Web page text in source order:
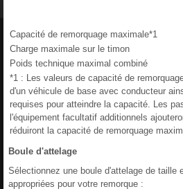
Capacité de remorquage maximale*1
Charge maximale sur le timon
Poids technique maximal combiné
*1 : Les valeurs de capacité de
d'un véhicule de base avec conducteur
requises pour atteindre la capacité. Les
l'équipement facultatif additionnels
réduiront la capacité de remorquage
Boule d'attelage
Sélectionnez une boule d'attelage de taille
appropriées pour votre remorque :